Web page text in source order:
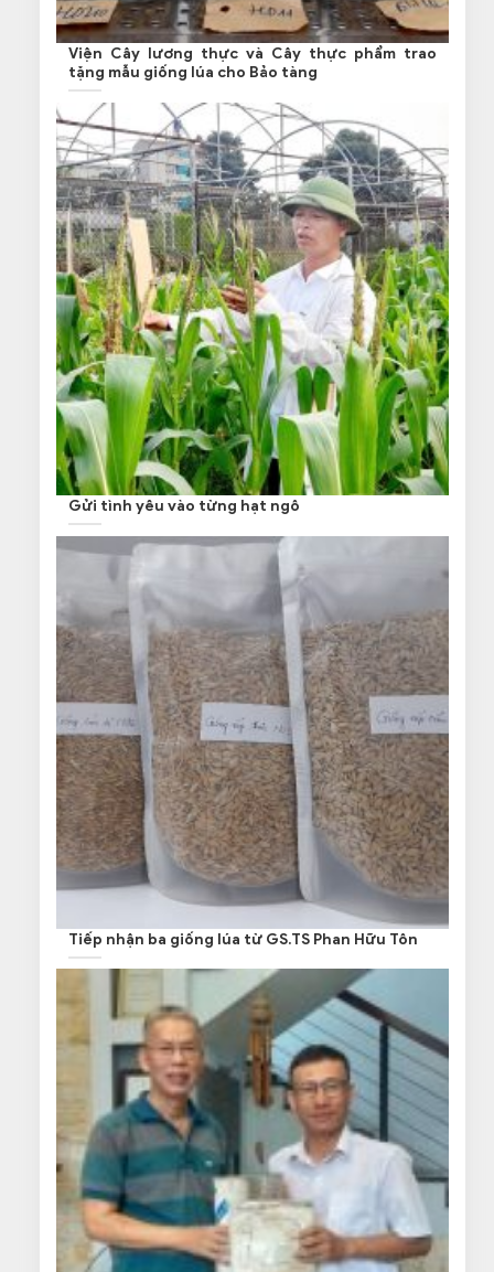
Viện Cây lương thực và Cây thực phẩm trao
tặng mẫu giống lúa cho Bảo tàng
Gửi tình yêu vào từng hạt ngô
Tiếp nhận ba giống lúa từ GS.TS Phan Hữu Tôn